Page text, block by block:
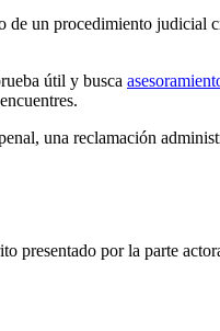
de un procedimiento judicial
útil y busca
una reclamación
presentado por la parte